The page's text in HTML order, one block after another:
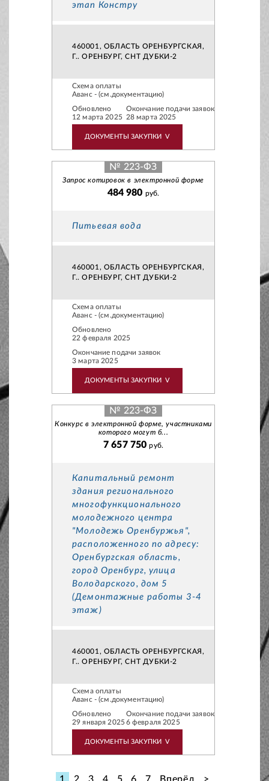
этап Констру
460001, ОБЛАСТЬ ОРЕНБУРГСКАЯ,
Г.. ОРЕНБУРГ, СНТ ДУБКИ-2
Схема оплаты
Аванс - (см.документацию)
Обновлено
12 марта 2025
Окончание подачи заявок
28 марта 2025
ДОКУМЕНТЫ ЗАКУПКИ V
№ 223-ФЗ
Запрос котировок в электронной форме
484 980 руб.
Питьевая вода
460001, ОБЛАСТЬ ОРЕНБУРГСКАЯ,
Г.. ОРЕНБУРГ, СНТ ДУБКИ-2
Схема оплаты
Аванс - (см.документацию)
Обновлено
22 февраля 2025
Окончание подачи заявок
3 марта 2025
ДОКУМЕНТЫ ЗАКУПКИ V
№ 223-ФЗ
Конкурс в электронной форме, участниками
которого могут б...
7 657 750руб.
Капитальный ремонт
здания регионального
многофункционального
молодежного центра
"Молодежь Оренбуржья",
расположенного по адресу:
Оренбургская область,
город Оренбург, улица
Володарского, дом 5
(Демонтажные работы 3-4
этаж)
460001, ОБЛАСТЬ ОРЕНБУРГСКАЯ,
Г.. ОРЕНБУРГ, СНТ ДУБКИ-2
Схема оплаты
Аванс - (см.документацию)
Обновлено
29 января 2025
Окончание подачи заявок
6 февраля 2025
ДОКУМЕНТЫ ЗАКУПКИ V